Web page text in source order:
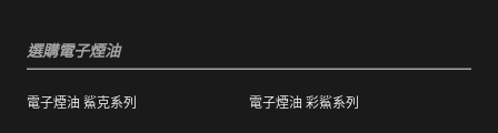
統更新時間，會有所出入）
海外運送：
海外顧客如需訂購，請聯絡客服中心協助海外
選購電子煙油
電子煙油 鯊克系列 電子煙油 彩鯊系列